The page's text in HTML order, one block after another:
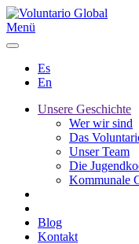
Menü
Es
En
Unsere Geschichte
Wer wir sind
Das
Unser Team
Die
Kommunale
Blog
Kontakt